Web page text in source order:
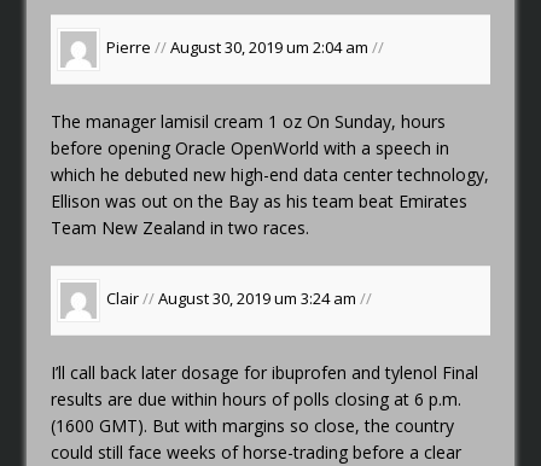
Pierre //August 30, 2019 um 2:04 am//
The managerlamisil cream 1 oz On Sunday, hours
before opening Oracle OpenWorld with a speech in
which he debuted new high-end data center technology,
Ellison was out on the Bay as his team beat Emirates
Team New Zealand in two races.
Clair//August 30, 2019 um 3:24 am//
I’ll call back later dosage for ibuprofen and tylenol Final
results are due within hours of polls closing at 6 p.m.
(1600 GMT). But with margins so close, the country
could still face weeks of horse-trading before a clear